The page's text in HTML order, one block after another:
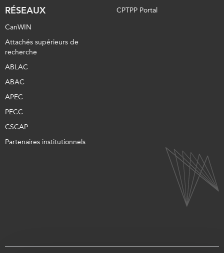
RÉSEAUX
CanWIN
Attachés supérieurs de
recherche
ABLAC
ABAC
APEC
PECC
CSCAP
Partenaires institutionnels
CPTPP Portal